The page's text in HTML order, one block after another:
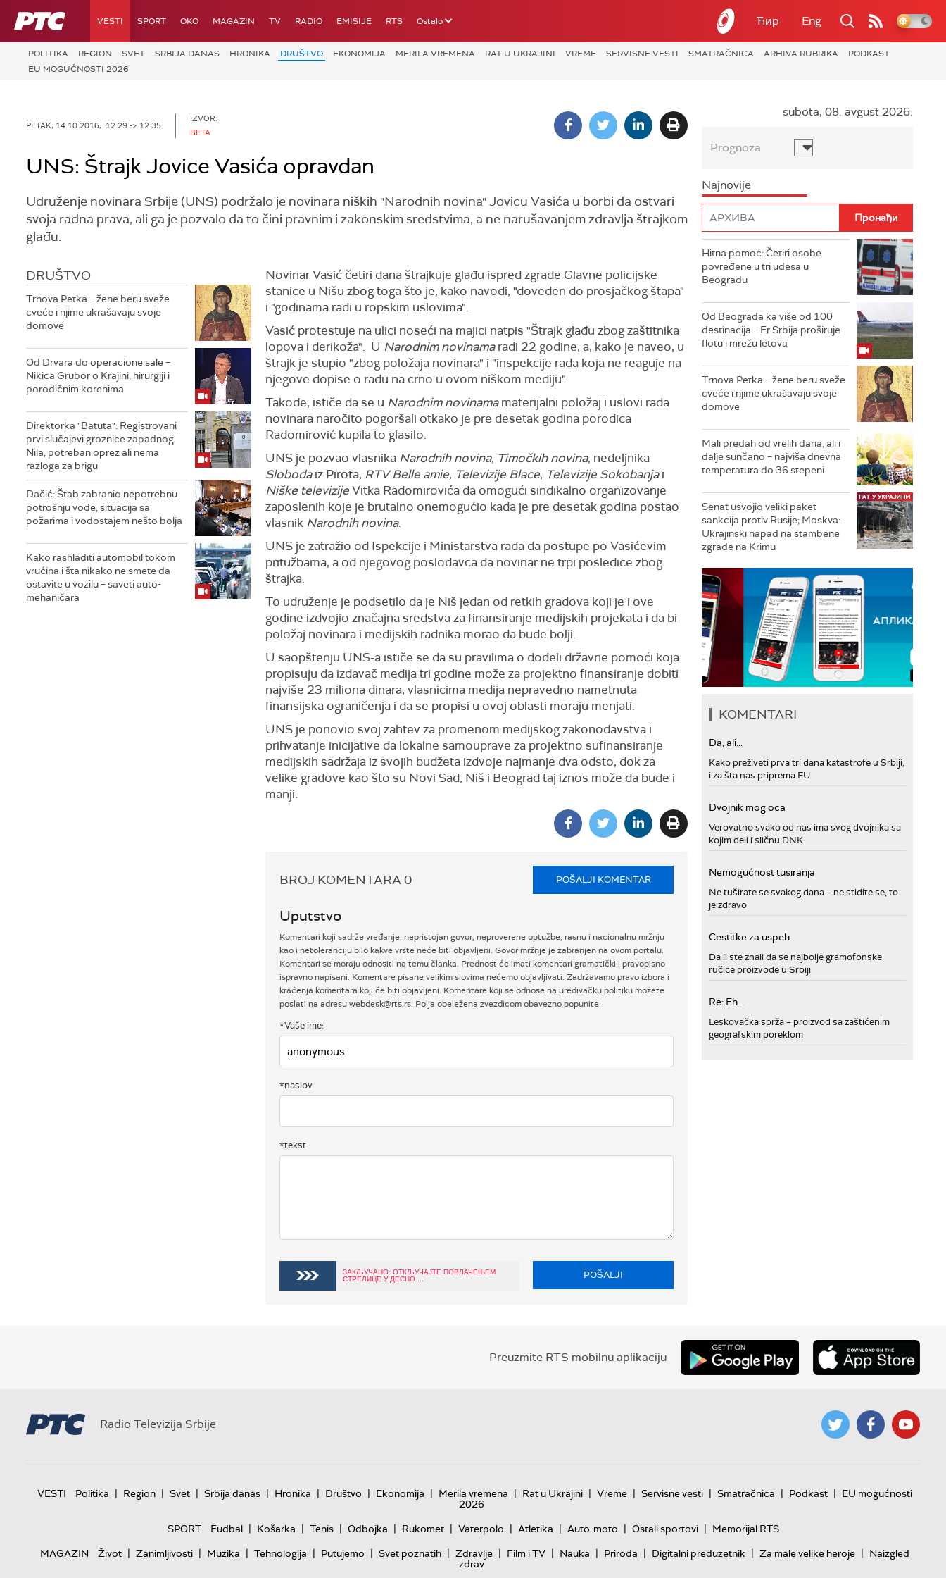
RTS VESTI SPORT OKO MAGAZIN TV RADIO EMISIJE RTS Ostalo Ћир Eng
POLITIKA REGION SVET SRBIJA DANAS HRONIKA DRUŠTVO EKONOMIJA MERILA VREMENA RAT U UKRAJINI VREME SERVISNE VESTI SMATRAČNICA ARHIVA RUBRIKA
PODKAST
EU MOGUĆNOSTI 2026
PETAK, 14.10.2016, 12:29 -> 12:35
IZVOR:
BETA
UNS: Štrajk Jovice Vasića opravdan
Udruženje novinara Srbije (UNS) podržalo je novinara niških "Narodnih novina" Jovicu Vasića u borbi da ostvari
svoja radna prava, ali ga je pozvalo da to čini pravnim i zakonskim sredstvima, a ne narušavanjem zdravlja štrajkom
glađu.
DRUŠTVO
Trnova Petka – žene beru sveže
cveće i njime ukrašavaju svoje
domove
Od Drvara do operacione sale –
Nikica Grubor o Krajini, hirurgiji i
porodičnim korenima
Direktorka "Batuta": Registrovani
prvi slučajevi groznice zapadnog
Nila, potreban oprez ali nema
razloga za brigu
Dačić: Štab zabranio nepotrebnu
potrošnju vode, situacija sa
požarima i vodostajem nešto bolja
Kako rashladiti automobil tokom
vrućina i šta nikako ne smete da
ostavite u vozilu – saveti auto-
mehaničara
Novinar Vasić četiri dana štrajkuje glađu ispred zgrade Glavne policijske
stanice u Nišu zbog toga što je, kako navodi, "doveden do prosjačkog štapa"
i "godinama radi u ropskim uslovima".
Vasić protestuje na ulici noseći na majici natpis "Štrajk glađu zbog zaštitnika
lopova i derikoža". U Narodnim novinamaradi 22 godine, a, kako je naveo, u
štrajk je stupio "zbog položaja novinara" i "inspekcije rada koja ne reaguje na
njegove dopise o radu na crno u ovom niškom mediju".
Takođe, ističe da se u Narodnim novinamamaterijalni položaj i uslovi rada
novinara naročito pogoršali otkako je pre desetak godina porodica
Radomirović kupila to glasilo.
UNS je pozvao vlasnika Narodnih novina, Timočkih novina, nedeljnika
Slobodaiz Pirota, RTV Belle amie, Televizije Blace, Televizije Sokobanjai
Niške televizijeVitka Radomirovića da omogući sindikalno organizovanje
zaposlenih koje je brutalno onemogućio kada je pre desetak godina postao
vlasnik Narodnih novina.
UNS je zatražio od Ispekcije i Ministarstva rada da postupe po Vasićevim
pritužbama, a od njegovog poslodavca da novinar ne trpi posledice zbog
štrajka.
To udruženje je podsetilo da je Niš jedan od retkih gradova koji je i ove
godine izdvojio značajna sredstva za finansiranje medijskih projekata i da bi
položaj novinara i medijskih radnika morao da bude bolji.
U saopštenju UNS-a ističe se da su pravilima o dodeli državne pomoći koja
propisuju da izdavač medija tri godine može za projektno finansiranje dobiti
najviše 23 miliona dinara, vlasnicima medija nepravedno nametnuta
finansijska ograničenja i da se propisi u ovoj oblasti moraju menjati.
UNS je ponovio svoj zahtev za promenom medijskog zakonodavstva i
prihvatanje inicijative da lokalne samouprave za projektno sufinansiranje
medijskih sadržaja iz svojih budžeta izdvoje najmanje dva odsto, dok za
velike gradove kao što su Novi Sad, Niš i Beograd taj iznos može da bude i
manji.
BROJ KOMENTARA0 POŠALJI KOMENTAR
Uputstvo
Komentari koji sadrže vređanje, nepristojan govor, neproverene optužbe, rasnu i nacionalnu mržnju
kao i netoleranciju bilo kakve vrste neće biti objavljeni. Govor mržnje je zabranjen na ovom portalu.
Komentari se moraju odnositi na temu članka. Prednost će imati komentari gramatički i pravopisno
ispravno napisani. Komentare pisane velikim slovima nećemo objavljivati. Zadržavamo pravo izbora i
kraćenja komentara koji će biti objavljeni. Komentare koji se odnose na uređivačku politiku možete
poslati na adresu webdesk@rts.rs. Polja obeležena zvezdicom obavezno popunite.
*Vaše ime:
*naslov
*tekst
ЗАКЉУЧАНО: ОТКЉУЧАЈТЕ ПОВЛАЧЕЊЕМ
СТРЕЛИЦЕ У ДЕСНО ...
POŠALJI
subota, 08. avgust 2026.
Prognoza
Najnovije
Hitna pomoć: Četiri osobe
povređene u tri udesa u
Beogradu
Od Beograda ka više od 100
destinacija – Er Srbija proširuje
flotu i mrežu letova
Trnova Petka – žene beru sveže
cveće i njime ukrašavaju svoje
domove
Mali predah od vrelih dana, ali i
dalje sunčano – najviša dnevna
temperatura do 36 stepeni
Senat usvojio veliki paket
sankcija protiv Rusije; Moskva:
Ukrajinski napad na stambene
zgrade na Krimu
KOMENTARI
Da, ali...
Kako preživeti prva tri dana katastrofe u Srbiji,
i za šta nas priprema EU
Dvojnik mog oca
Verovatno svako od nas ima svog dvojnika sa
kojim deli i sličnu DNK
Nemogućnost tusiranja
Ne tuširate se svakog dana – ne stidite se, to
je zdravo
Cestitke za uspeh
Da li ste znali da se najbolje gramofonske
ručice proizvode u Srbiji
Re: Eh...
Leskovačka sprža – proizvod sa zaštićenim
geografskim poreklom
Preuzmite RTS mobilnu aplikaciju
Radio Televizija Srbije
VESTI Politika | Region | Svet | Srbija danas | Hronika | Društvo | Ekonomija | Merila vremena | Rat u Ukrajini | Vreme | Servisne vesti | Smatračnica | Podkast | EU mogućnosti
2026
SPORT
Fudbal | Košarka | Tenis | Odbojka | Rukomet | Vaterpolo | Atletika | Auto-moto | Ostali sportovi | Memorijal RTS
MAGAZIN
Život | Zanimljivosti | Muzika | Tehnologija | Putujemo | Svet poznatih | Zdravlje | Film i TV | Nauka | Priroda | Digitalni preduzetnik | Za male velike heroje | Naizgled
zdrav